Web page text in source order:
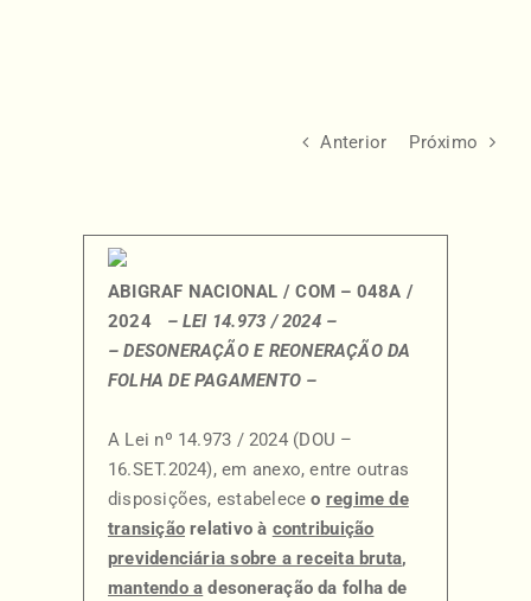
Anterior Próximo
ABIGRAF NACIONAL / COM – 048A /
2024
– LEI 14.973 / 2024 –
– DESONERAÇÃO E REONERAÇÃO DA
FOLHA DE PAGAMENTO –
A Lei nº 14.973 / 2024 (DOU –
16.SET.2024), em anexo, entre outras
disposições, estabeleceo regime de
transição relativo à contribuição
previdenciária sobre a receita bruta,
mantendo a desoneração da folha de